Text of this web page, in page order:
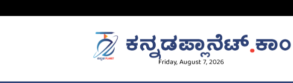
Friday, August 7, 2026